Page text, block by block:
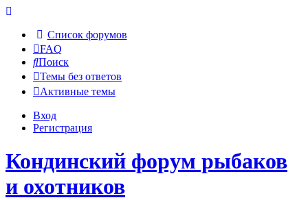
Список форумов
FAQ
Поиск
Темы без ответов
Активные темы
Вход
Регистрация
Кондинский форум рыбаков
и охотников